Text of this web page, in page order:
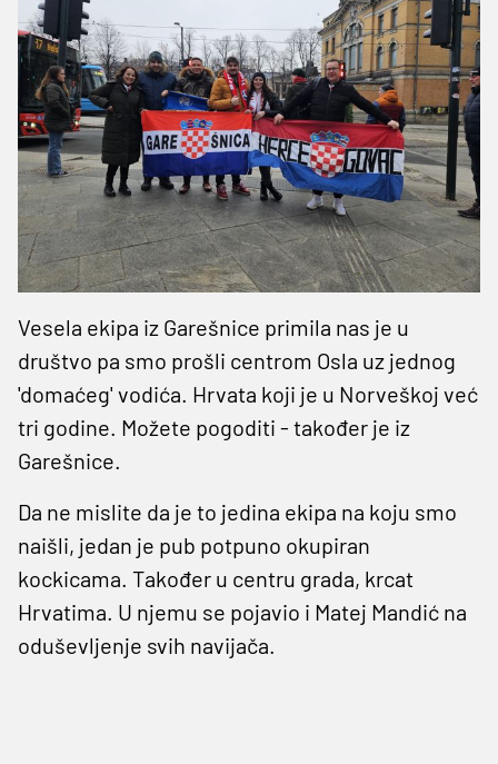
Vesela ekipa iz Garešnice primila nas je u
društvo pa smo prošli centrom Osla uz jednog
'domaćeg' vodića. Hrvata koji je u Norveškoj već
tri godine. Možete pogoditi - također je iz
Garešnice.
Da ne mislite da je to jedina ekipa na koju smo
naišli, jedan je pub potpuno okupiran
kockicama. Također u centru grada, krcat
Hrvatima. U njemu se pojavio i Matej Mandić na
oduševljenje svih navijača.